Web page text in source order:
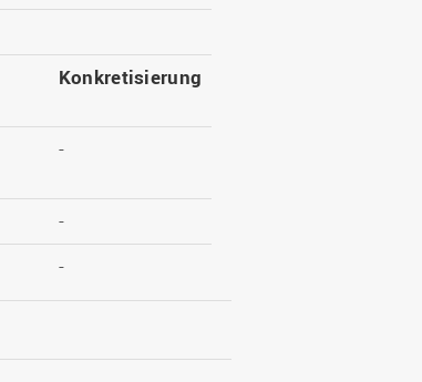
Konkretisierung
-
-
-